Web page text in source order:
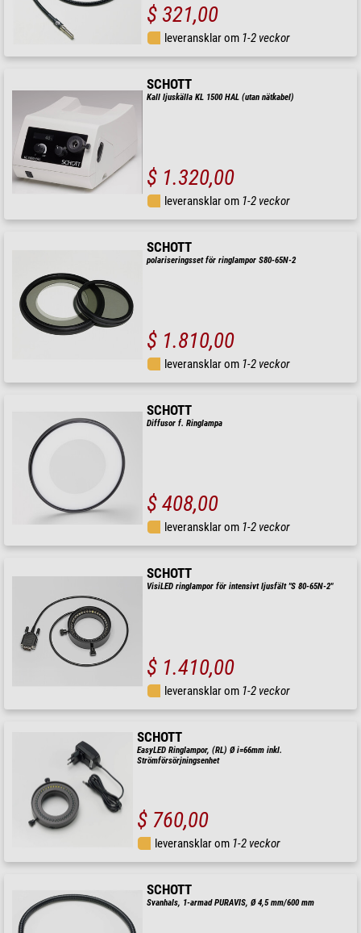
$ 321,00
leveransklar om 1-2 veckor
SCHOTT
Kall ljuskälla KL 1500 HAL (utan nätkabel)
$ 1.320,00
leveransklar om 1-2 veckor
SCHOTT
polariseringsset för ringlampor S80-65N-2
$ 1.810,00
leveransklar om 1-2 veckor
SCHOTT
Diffusor f. Ringlampa
$ 408,00
leveransklar om 1-2 veckor
SCHOTT
VisiLED ringlampor för intensivt ljusfält "S 80-65N-2"
$ 1.410,00
leveransklar om 1-2 veckor
SCHOTT
EasyLED Ringlampor, (RL) Ø i=66mm inkl.
Strömförsörjningsenhet
$ 760,00
leveransklar om 1-2 veckor
SCHOTT
Svanhals, 1-armad PURAVIS, Ø 4,5 mm/600 mm